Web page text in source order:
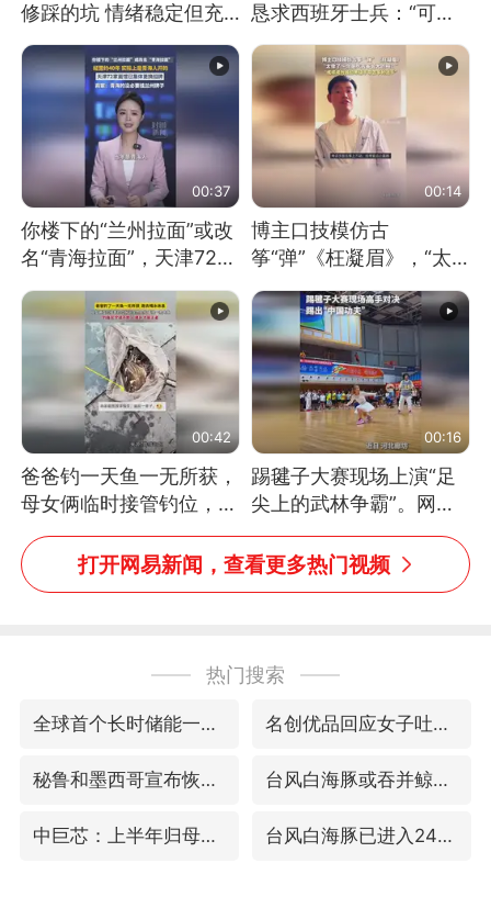
修踩的坑 情绪稳定但充
满无奈 每处都有精心设
计 但每处都有瑕疵 网
友：一开始我没笑 但看
到洗手盆我没绷住
恳求西班牙士兵：“可不
可以不要把我遣返回国”
00:37
你楼下的“兰州拉面”或改
名“青海拉面”，天津72家
面馆已集体更换招牌
00:14
博主口技模仿古
筝“弹”《枉凝眉》，“太
像了～你是吃古筝长大的
吗？”“或将成为首位考级
不带古筝的选手。”（来
源：新华每日电讯）
00:42
爸爸钓一天鱼一无所获，
母女俩临时接管钓位，用
玩具鱼竿钓上大鱼
00:16
踢毽子大赛现场上演“足
尖上的武林争霸”。网
友：这哪是踢毽子，分明
是武侠片现场！#睡个好
打开网易新闻，查看更多热门视频
热门搜索
全球首个长时储能一体化产业园量产 名创优品回应女子吐槽内裤质量差
秘鲁和墨西哥宣布恢复外交关系 台风白海豚或吞并鲸鱼 登陆地点更新
中巨芯：上半年归母净利润1405.77万元 台风白海豚已进入24小时警戒线